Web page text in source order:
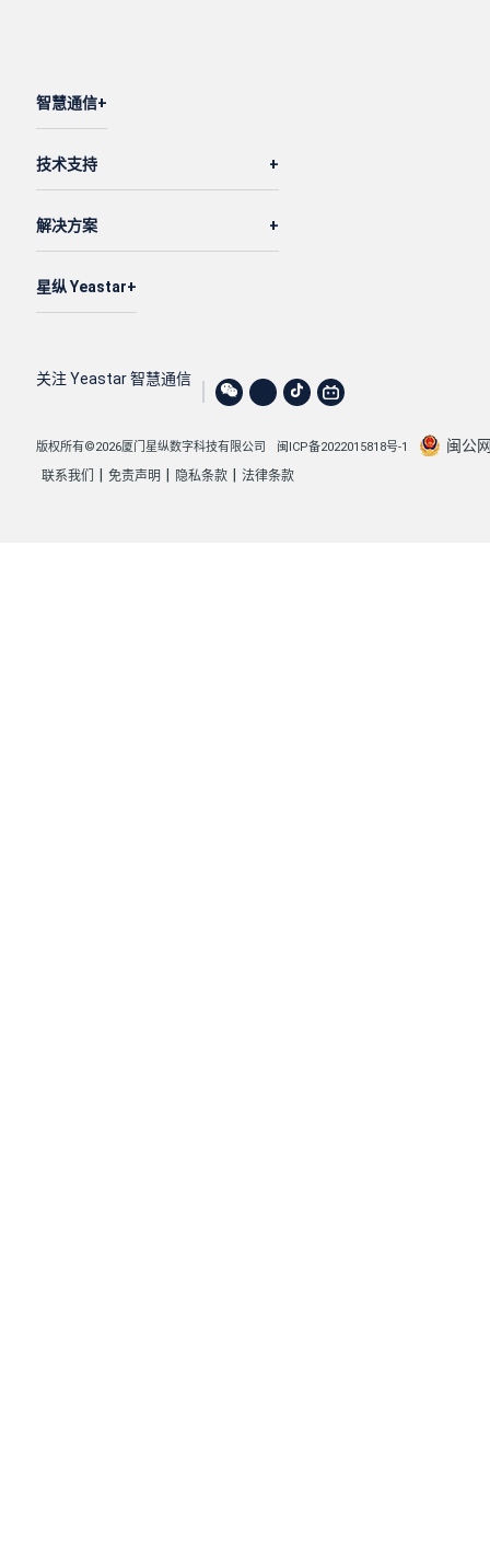
智慧通信
技术支持
解决方案
星纵 Yeastar
关注 Yeastar 智慧通信
版权所有©2026厦门星纵数字科技有限公司 闽ICP备2022015818号-1 闽公
联系我们 免责声明 隐私条款 法律条款